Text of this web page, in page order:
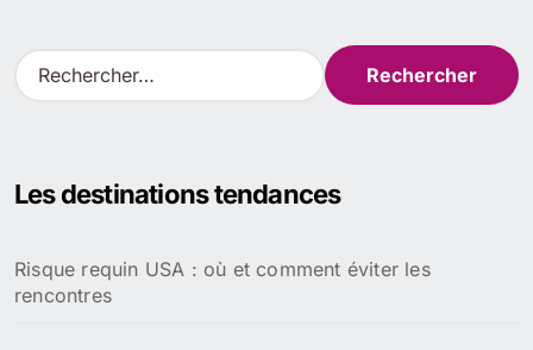
R
e
r
e
r
Les destinations tendances
Risque requin USA : où et comment éviter les
rencontres